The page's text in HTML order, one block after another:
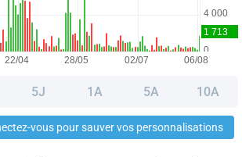
5J 1A 5A 10A
vous pour sauver vos personnalisations